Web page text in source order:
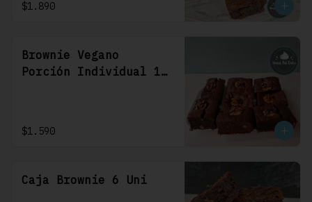
$1.890
Brownie Vegano
Porción Individual 1
$1.590
Caja Brownie 6 Uni